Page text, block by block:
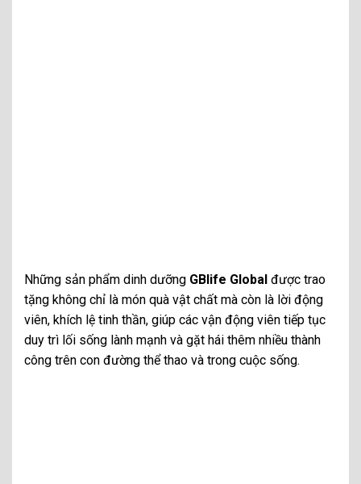
Những sản phẩm dinh dưỡng GBlife Global được trao
tặng không chỉ là món quà vật chất mà còn là lời động
viên, khích lệ tinh thần, giúp các vận động viên tiếp tục
duy trì lối sống lành mạnh và gặt hái thêm nhiều thành
công trên con đường thể thao và trong cuộc sống.